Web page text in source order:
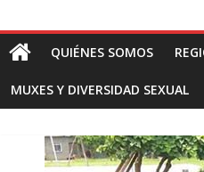
QUIÉNES SOMOS
MUXES Y DIVERSIDAD SEXUAL